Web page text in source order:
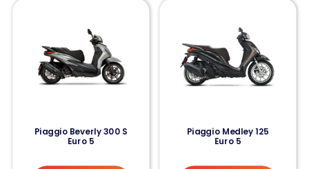
Piaggio Beverly 300 S
Euro 5
Piaggio Medley 125
Euro 5